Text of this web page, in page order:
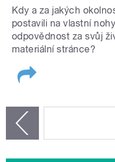
Kdy a za jakých
postavili na vlastní
odpovědnost za svůj
materiální stránce?